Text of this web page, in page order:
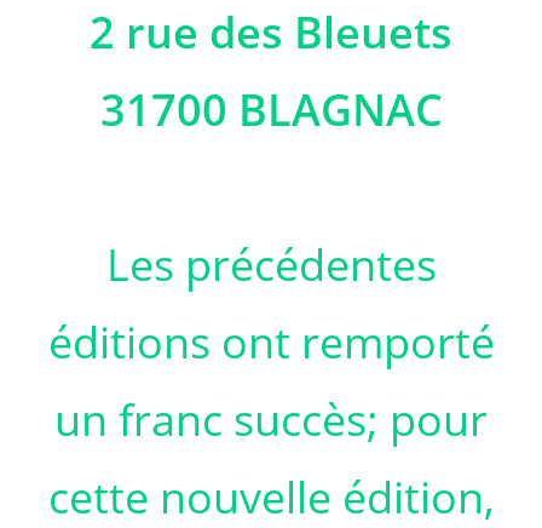
2 rue des Bleuets
31700 BLAGNAC
Les précédentes
éditions ont remporté
un franc succès; pour
cette nouvelle édition,